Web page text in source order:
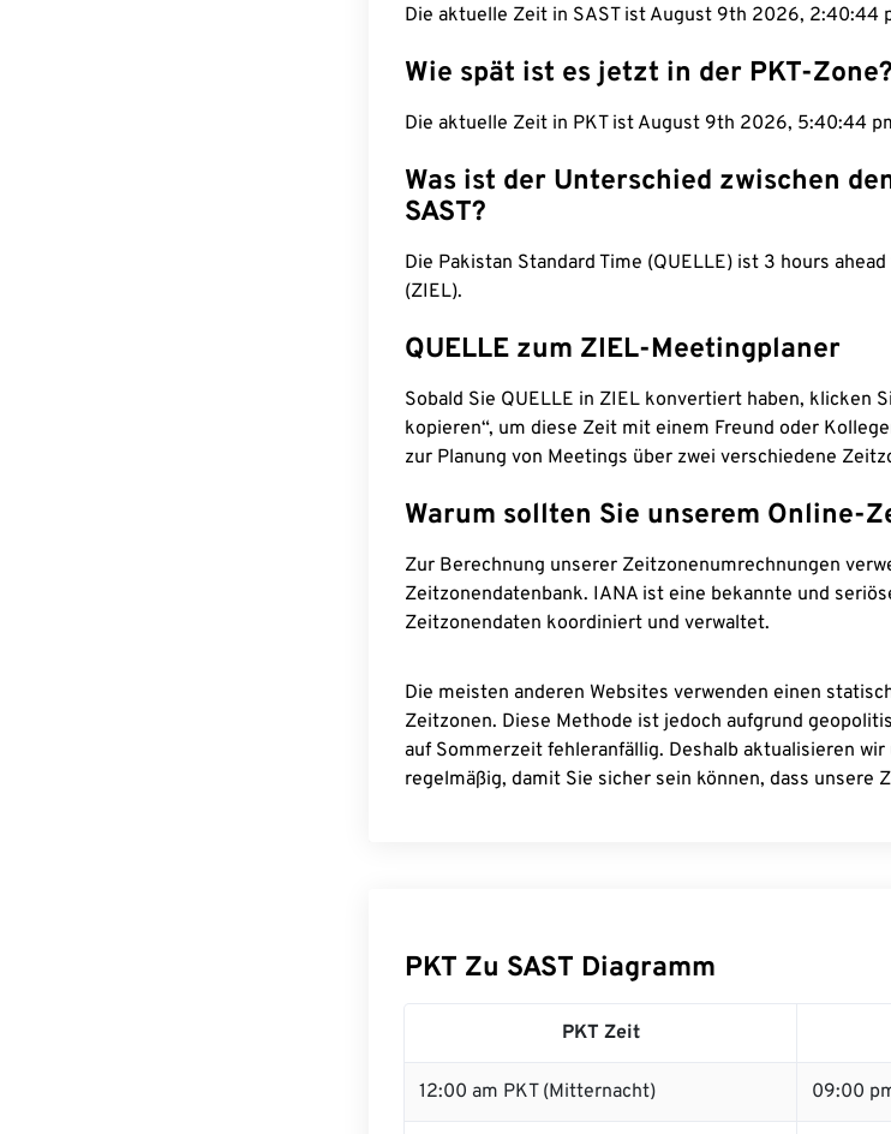
Die aktuelle Zeit in SAST ist August 9th 2026, 2:40:45
Wie spät ist es jetzt in der PKT-Zone?
Die aktuelle Zeit in PKT ist August 9th 2026, 5:40:45
Was ist der Unterschied zwischen
SAST?
Die Pakistan Standard Time (QUELLE) ist 3 hours
(ZIEL).
QUELLE zum ZIEL-Meetingplaner
Sobald Sie QUELLE in ZIEL konvertiert haben, klicken
kopieren“, um diese Zeit mit einem Freund oder
zur Planung von Meetings über zwei verschiedene
Warum sollten Sie unserem Online-
Zur Berechnung unserer Zeitzonenumrechnungen
Zeitzonendatenbank. IANA ist eine bekannte und
Zeitzonendaten koordiniert und verwaltet.
Die meisten anderen Websites verwenden einen
Zeitzonen. Diese Methode ist jedoch aufgrund
auf Sommerzeit fehleranfällig. Deshalb aktualisieren
regelmäßig, damit Sie sicher sein können, dass unsere
PKT Zu SAST Diagramm
PKT Zeit
12:00 am PKT (Mitternacht) 09:00